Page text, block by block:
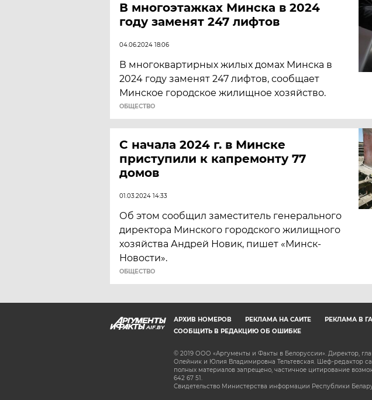
В многоэтажках Минска в 2024
году заменят 247 лифтов
04.06.2024 18:06
В многоквартирных жилых домах Минска в
2024 году заменят 247 лифтов, сообщает
Минское городское жилищное хозяйство.
ОБЩЕСТВО
С начала 2024 г. в Минске
приступили к капремонту 77
домов
01.03.2024 14:33
Об этом сообщил заместитель генерального
директора Минского городского жилищного
хозяйства Андрей Новик, пишет «Минск-
Новости».
ОБЩЕСТВО
AIF.BY
АРХИВ НОМЕРОВ РЕКЛАМА НА САЙТЕ РЕКЛАМА В
СООБЩИТЬ В РЕДАКЦИЮ ОБ ОШИБКЕ
© 2019 ООО «Аргументы и Факты в Белоруссии». Директор,
Олейник и Юлия Владимировна Тельтевская. Шеф-редактор
полных материалов запрещено, частичное цитирование
642 67 51.
Свидетельство Министерства информации Республики